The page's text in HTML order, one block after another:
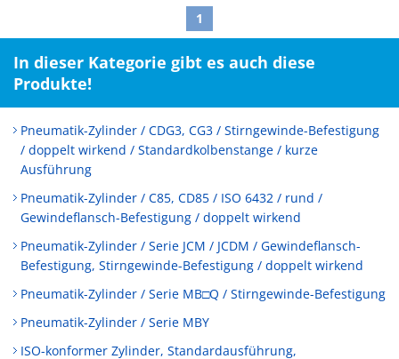
1
In dieser Kategorie gibt es auch diese
Produkte!
Pneumatik-Zylinder / CDG3, CG3 / Stirngewinde-Befestigung
/ doppelt wirkend / Standardkolbenstange / kurze
Ausführung
Pneumatik-Zylinder / C85, CD85 / ISO 6432 / rund /
Gewindeflansch-Befestigung / doppelt wirkend
Pneumatik-Zylinder / Serie JCM / JCDM / Gewindeflansch-
Befestigung, Stirngewinde-Befestigung / doppelt wirkend
Pneumatik-Zylinder / Serie MB□Q / Stirngewinde-Befestigung
Pneumatik-Zylinder / Serie MBY
ISO-konformer Zylinder, Standardausführung,